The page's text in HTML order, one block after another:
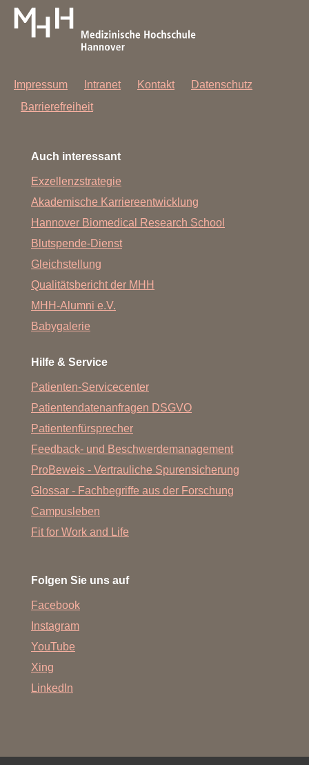
Impressum Intranet Kontakt
Datenschutz
Barrierefreiheit
Auch interessant
Exzellenzstrategie
Akademische Karriereentwicklung
Hannover Biomedical Research School
Blutspende-Dienst
Gleichstellung
Qualitätsbericht der MHH
MHH-Alumni e.V.
Babygalerie
Hilfe & Service
Patienten-Servicecenter
Patientendatenanfragen DSGVO
Patientenfürsprecher
Feedback- und Beschwerdemanagement
ProBeweis - Vertrauliche Spurensicherung
Glossar - Fachbegriffe aus der Forschung
Campusleben
Fit for Work and Life
Folgen Sie uns auf
Facebook
Instagram
YouTube
Xing
LinkedIn